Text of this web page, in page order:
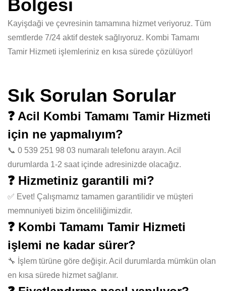
Bölgesi
Kayişdaği ve çevresinin tamamına hizmet veriyoruz. Tüm
semtlerde 7/24 aktif destek sağlıyoruz. Kombi Tamamı
Tamir Hizmeti işlemleriniz en kısa sürede çözülüyor!
Sık Sorulan Sorular
❓ Acil Kombi Tamamı Tamir Hizmeti
için ne yapmalıyım?
📞 0 539 251 98 03 numaralı telefonu arayın. Acil
durumlarda 1-2 saat içinde adresinizde olacağız.
❓ Hizmetiniz garantili mi?
✅ Evet! Çalışmamız tamamen garantilidir ve müşteri
memnuniyeti bizim önceliliğimizdir.
❓ Kombi Tamamı Tamir Hizmeti
işlemi ne kadar sürer?
🔧 İşlem türüne göre değişir. Acil durumlarda mümkün olan
en kısa sürede hizmet sağlanır.